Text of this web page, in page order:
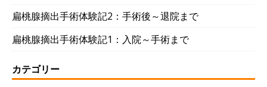
扁桃腺摘出手術体験記2：手術後～退院まで
扁桃腺摘出手術体験記1：入院～手術まで
カテゴリー